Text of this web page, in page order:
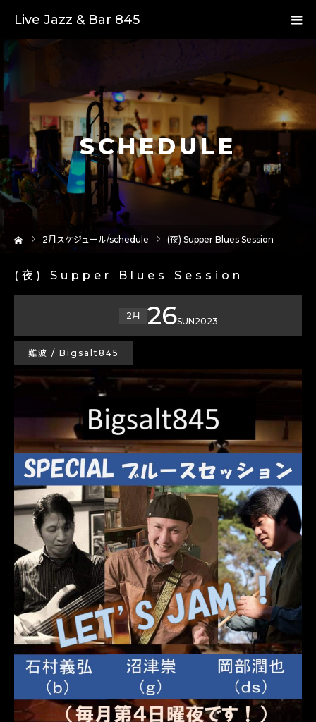
Live Jazz & Bar 845
SCHEDULE
2月スケジュール/schedule (夜) Supper Blues Session
(夜) Supper Blues Session
2月 26SUN2023
難波 / Bigsalt845